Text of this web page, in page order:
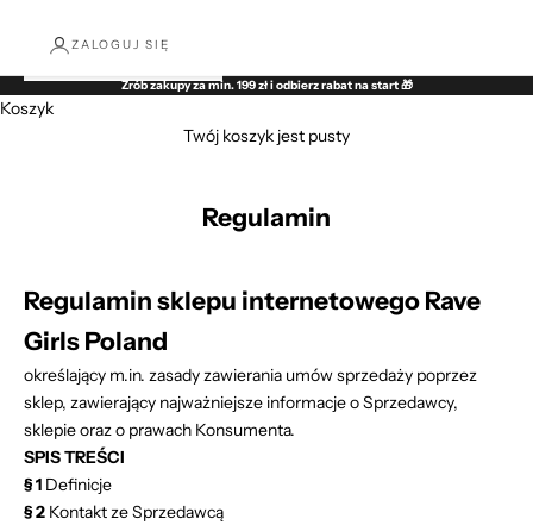
ZALOGUJ SIĘ
Zrób zakupy za min. 199 zł i odbierz rabat na start 🎁
Koszyk
Twój koszyk jest pusty
Regulamin
Regulamin sklepu internetowego Rave
Girls Poland
określający m.in. zasady zawierania umów sprzedaży poprzez
sklep, zawierający najważniejsze informacje o Sprzedawcy,
sklepie oraz o prawach Konsumenta.
SPIS TREŚCI
§ 1 Definicje
§ 2 Kontakt ze Sprzedawcą